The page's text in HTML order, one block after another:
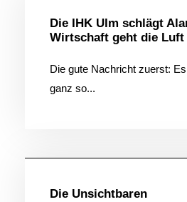
Die IHK Ulm schlägt
Wirtschaft geht die Luft
Die gute Nachricht zuerst:
ganz so...
Die Unsichtbaren